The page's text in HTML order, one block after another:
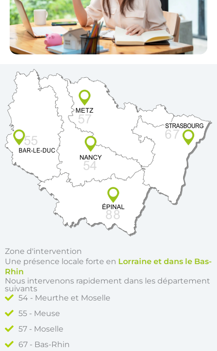
Zone d'intervention
Une présence locale forte en Lorraine et dans le Bas-
Rhin
Nous intervenons rapidement dans les département
suivants
54 - Meurthe et Moselle
55 - Meuse
57 - Moselle
67 - Bas-Rhin